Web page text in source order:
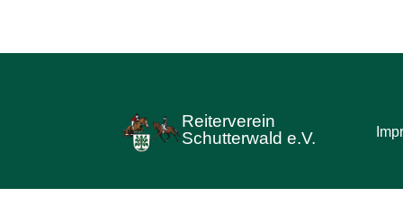
Reiterverein
Schutterwald e.V.